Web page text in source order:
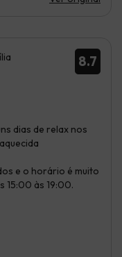
8.7
dias de relax nos
e o horário é muito
15:00 às 19:00.